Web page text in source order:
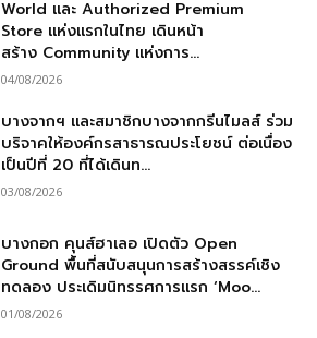
World และ Authorized Premium
Store แห่งแรกในไทย เดินหน้า
สร้าง Community แห่งการ...
04/08/2026
บางจากฯ และสมาชิกบางจากกรีนไมลส์ ร่วม
บริจาคให้องค์กรสาธารณประโยชน์ ต่อเนื่อง
เป็นปีที่ 20 ที่ได้เดินท...
03/08/2026
บางกอก คุนส์ฮาเลอ เปิดตัว Open
Ground พื้นที่สนับสนุนการสร้างสรรค์เชิง
ทดลอง ประเดิมนิทรรศการแรก ‘Moo...
01/08/2026